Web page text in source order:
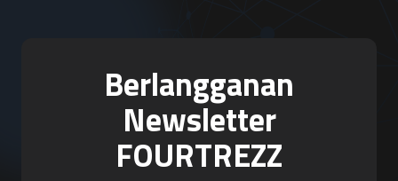
Berlangganan
Newsletter
FOURTREZZ